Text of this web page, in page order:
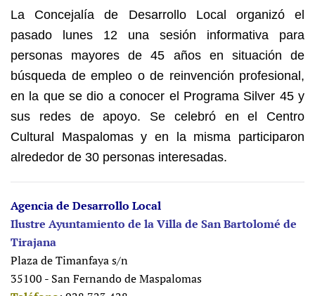
La Concejalía de Desarrollo Local organizó el
pasado lunes 12 una sesión informativa para
personas mayores de 45 años en situación de
búsqueda de empleo o de reinvención profesional,
en la que se dio a conocer el Programa Silver 45 y
sus redes de apoyo. Se celebró en el Centro
Cultural Maspalomas y en la misma participaron
alrededor de 30 personas interesadas.
Agencia de Desarrollo Local
Ilustre Ayuntamiento de la Villa de San Bartolomé de
Tirajana
Plaza de Timanfaya s/n
35100 - San Fernando de Maspalomas